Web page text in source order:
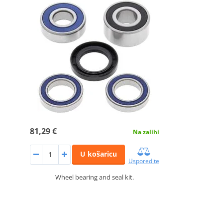
81,29 € Na zalihi
U košaricu
Usporedite
Wheel bearing and seal kit.